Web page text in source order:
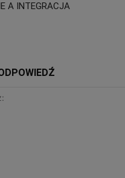
A INTEGRACJA